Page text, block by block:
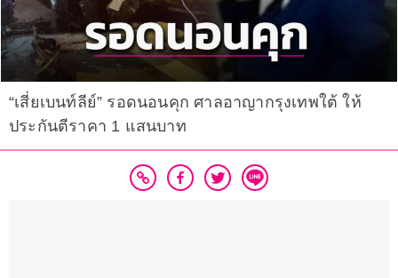
“เสี่ยเบนท์ลีย์” รอดนอนคุก ศาลอาญากรุงเทพใต้ ให้
ประกันตีราคา 1 แสนบาท